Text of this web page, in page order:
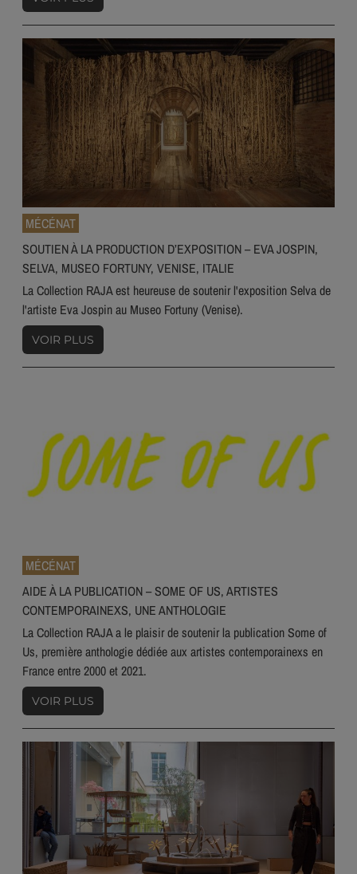
MÉCÉNAT
SOUTIEN À LA PRODUCTION D’EXPOSITION – EVA JOSPIN,
SELVA, MUSEO FORTUNY, VENISE, ITALIE
La Collection RAJA est heureuse de soutenir l'exposition Selva de
l'artiste Eva Jospin au Museo Fortuny (Venise).
VOIR PLUS
MÉCÉNAT
AIDE À LA PUBLICATION – SOME OF US, ARTISTES
CONTEMPORAINEXS, UNE ANTHOLOGIE
La Collection RAJA a le plaisir de soutenir la publication Some of
Us, première anthologie dédiée aux artistes contemporainexs en
France entre 2000 et 2021.
VOIR PLUS